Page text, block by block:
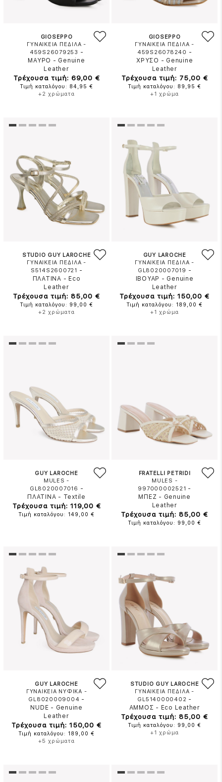
GIOSEPPO
ΓΥΝΑΙΚΕΙΑ ΠΕΔΙΛΑ -
459S26079253 -
ΜΑΥΡΟ - Genuine
Leather
Τρέχουσα τιμή: 69,00 €
Τιμή καταλόγου: 84,95 €
+2 χρώματα
GIOSEPPO
ΓΥΝΑΙΚΕΙΑ ΠΕΔΙΛΑ -
459S26078240 -
ΧΡΥΣΟ - Genuine
Leather
Τρέχουσα τιμή: 75,00 €
Τιμή καταλόγου: 89,95 €
+1 χρώμα
STUDIO GUY LAROCHE
ΓΥΝΑΙΚΕΙΑ ΠΕΔΙΛΑ -
S514S2600721 -
ΠΛΑΤΙΝΑ - Eco
Leather
Τρέχουσα τιμή: 85,00 €
Τιμή καταλόγου: 99,00 €
+2 χρώματα
GUY LAROCHE
ΓΥΝΑΙΚΕΙΑ ΠΕΔΙΛΑ -
GL8020007019 -
ΙΒΟΥΑΡ - Genuine
Leather
Τρέχουσα τιμή: 150,00 €
Τιμή καταλόγου: 189,00 €
+1 χρώμα
GUY LAROCHE
MULES -
GL8020007016 -
ΠΛΑΤΙΝΑ - Textile
Τρέχουσα τιμή: 119,00 €
Τιμή καταλόγου: 149,00 €
FRATELLI PETRIDI
MULES -
997000002521 -
ΜΠΕΖ - Genuine
Leather
Τρέχουσα τιμή: 85,00 €
Τιμή καταλόγου: 99,00 €
GUY LAROCHE
ΓΥΝΑΙΚΕΙΑ ΝΥΦΙΚΑ -
GL8020009004 -
NUDE - Genuine
Leather
Τρέχουσα τιμή: 150,00 €
Τιμή καταλόγου: 189,00 €
+5 χρώματα
STUDIO GUY LAROCHE
ΓΥΝΑΙΚΕΙΑ ΠΕΔΙΛΑ -
GL5140000402 -
ΑΜΜΟΣ - Eco Leather
Τρέχουσα τιμή: 85,00 €
Τιμή καταλόγου: 99,00 €
+1 χρώμα